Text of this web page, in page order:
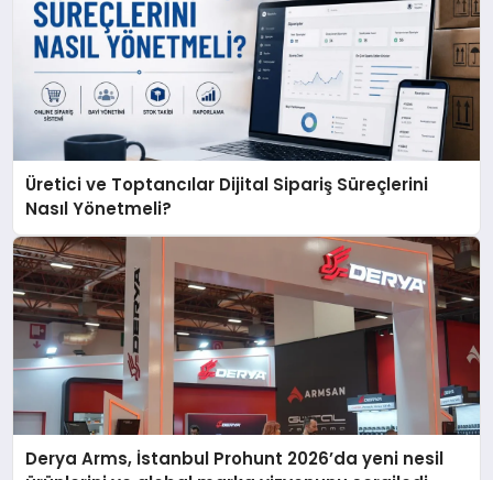
Üretici ve Toptancılar Dijital Sipariş Süreçlerini
Nasıl Yönetmeli?
Derya Arms, İstanbul Prohunt 2026’da yeni nesil